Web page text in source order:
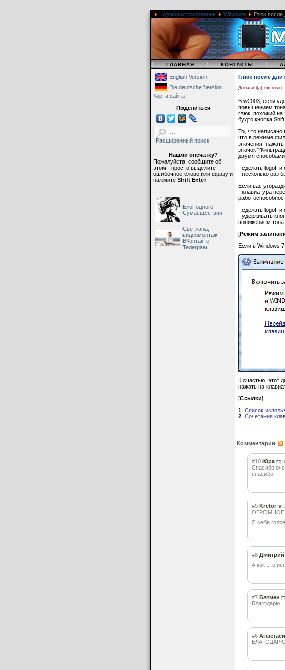
Администрирование Windows Глюк после
| ГЛАВНАЯ | КОНТАКТЫ |
English Version
Die deutsche Version
Карта сайта
Поделиться
Расширенный поиск
Нашли опечатку?
Пожалуйста, сообщите об
этом - просто выделите
ошибочное слово или фразу и
нажмите Shift Enter.
Блог одного
Сумасшествия
Светлана,
видеомонтаж
ВКонтакте
Телеграм
Глюк после
Добавил(а) microsin
В w2003, если
повышением
глюк, похожий на
будто кнопка
То, что
что в режиме
значения,
значок
двумя
- сделать logoff и
- несколько раз
Если вас
- клавиатура
- сделать logoff
- удерживать
понижением тона.
[Режим
Если в Windows
К счастью, этот
нажать на
[Ссылки]
1 Список
2 Сочетания
Комментарии
#10 Юра
Спасибо
спасибо.
#9 Kretor
ОГРОМНОЕ
Я себе
#8 Дмитрий
А как это
#7 Бэтмен
Благодарю
#6